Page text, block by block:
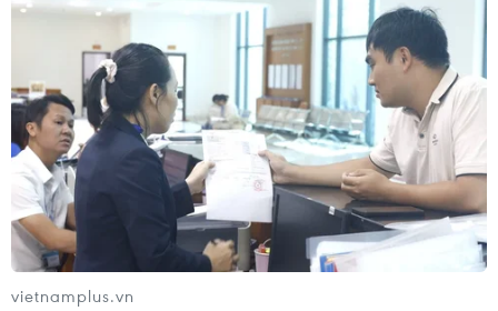
vietnamplus.vn